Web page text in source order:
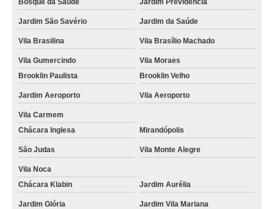
onde faz curso de cfc Planalto
valor de curso cfc renovação cnh Sapopemba
curso do cfc orçar Vila Romano
cursos teórico cfc Bom Retiro
curso cfc renovação cnh orçar Vila Mariana
onde faz curso de reciclagem cfc Mauá
cursos cfc primeira habilitação Cidade Nova Heliópolis
onde faz curso cfc renovação cnh Vila Capela
cursos do cfc Vila Afonso Celso
Bosque da Saúde
Jardim Previdência
Jardim São Savério Jardim da Saúde
Vila Brasilina Vila Brasílio Machado
Vila Gumercindo
Vila Moraes
Brooklin Paulista
Brooklin Velho
Jardim Aeroporto Vila Aeroporto
Vila Carmem
Chácara Inglesa
Mirandópolis
São Judas Vila Monte Alegre
Vila Noca
Chácara Klabin
Jardim Aurélia
Jardim Glória Jardim Vila Mariana